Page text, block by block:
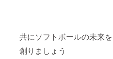
共にソフトボールの未来を
創りましょう